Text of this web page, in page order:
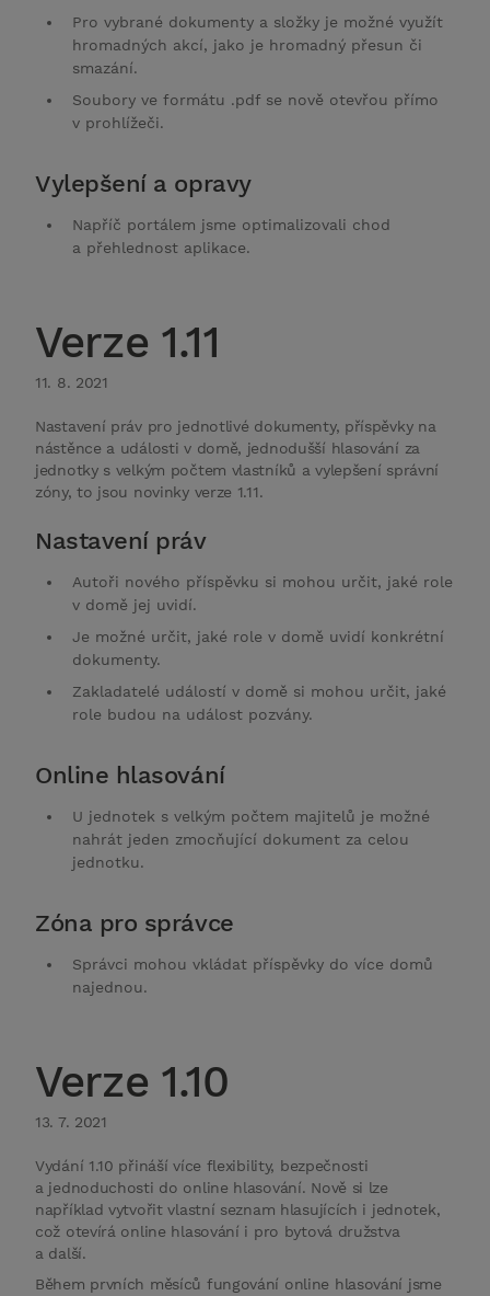
Pro vybrané dokumenty a složky je možné využít
hromadných akcí, jako je hromadný přesun či
smazání.
Soubory ve formátu .pdf se nově otevřou přímo
v prohlížeči.
Vylepšení a opravy
Napříč portálem jsme optimalizovali chod
a přehlednost aplikace.
Verze 1.11
11. 8. 2021
Nastavení práv pro jednotlivé dokumenty, příspěvky na
nástěnce a události v domě, jednodušší hlasování za
jednotky s velkým počtem vlastníků a vylepšení správní
zóny, to jsou novinky verze 1.11.
Nastavení práv
Autoři nového příspěvku si mohou určit, jaké role
v domě jej uvidí.
Je možné určit, jaké role v domě uvidí konkrétní
dokumenty.
Zakladatelé událostí v domě si mohou určit, jaké
role budou na událost pozvány.
Online hlasování
U jednotek s velkým počtem majitelů je možné
nahrát jeden zmocňující dokument za celou
jednotku.
Zóna pro správce
Správci mohou vkládat příspěvky do více domů
najednou.
Verze 1.10
13. 7. 2021
Vydání 1.10 přináší více flexibility, bezpečnosti
a jednoduchosti do online hlasování. Nově si lze
například vytvořit vlastní seznam hlasujících i jednotek,
což otevírá online hlasování i pro bytová družstva
a další.
Během prvních měsíců fungování online hlasování jsme